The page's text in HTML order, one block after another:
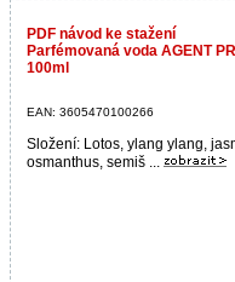
PDF návod ke stažení
Parfémovaná voda AGENT
100ml
EAN: 3605470100266
Složení: Lotos, ylang ylang,
osmanthus, semiš ...